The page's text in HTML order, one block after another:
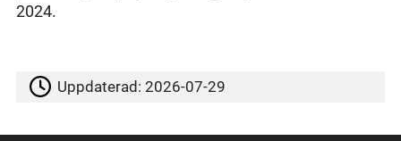
2024.
Uppdaterad:2026-07-29